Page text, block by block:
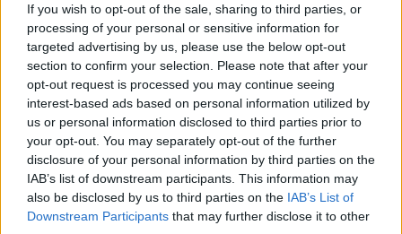
If you wish to opt-out of the sale, sharing to third parties, or
processing of your personal or sensitive information for
targeted advertising by us, please use the below opt-out
section to confirm your selection. Please note that after your
opt-out request is processed you may continue seeing
interest-based ads based on personal information utilized by
us or personal information disclosed to third parties prior to
your opt-out. You may separately opt-out of the further
disclosure of your personal information by third parties on the
IAB’s list of downstream participants. This information may
also be disclosed by us to third parties on the IAB’s List of
Downstream Participants that may further disclose it to other
«πολύ δυνατά» πλήγματα
05/08/2026 - 13:31